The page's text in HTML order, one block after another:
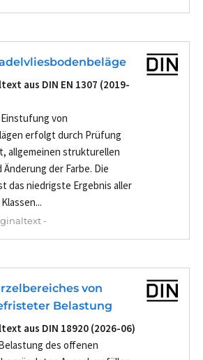
aus DIN EN 1307 (2019-
von
erfolgt durch Prüfung
allgemeinen strukturellen
der Farbe. Die
das niedrigste Ergebnis aller
-
von
Belastung
aus DIN 18920 (2026-06)
des offenen